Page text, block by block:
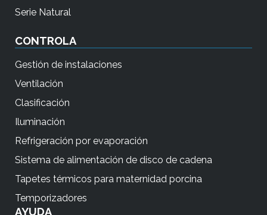
Serie Natural
CONTROLA
Gestión de instalaciones
Ventilación
Clasificación
Iluminación
Refrigeración por evaporación
Sistema de alimentación de disco de cadena
Tapetes térmicos para maternidad porcina
Temporizadores
AYUDA